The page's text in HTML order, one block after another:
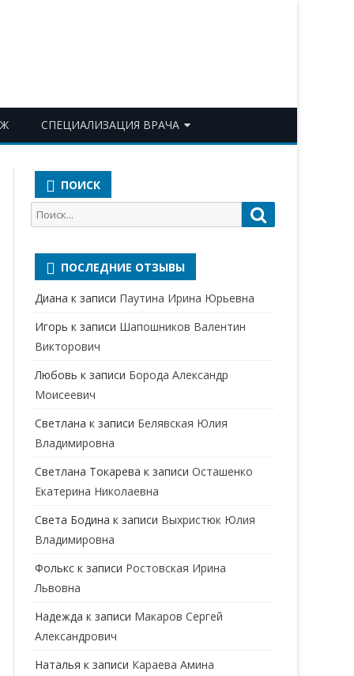
СПЕЦИАЛИЗАЦИЯ ВРАЧА
АЛЛЕРГОЛОГ-ИММУНОЛОГ
АНЕСТЕЗИОЛОГ-
БАКТЕРИОЛОГ
ВЕРТЕБРОЛОГ
ГАСТРОЭНТЕРОЛОГ
ГИНЕКОЛОГ
ГОМЕОПАТ
ДЕРМАТОЛОГ
ДЕТСКИЕ ВРАЧИ ДЕТСКИЙ КАРДИОЛОГ
ДЕТСКИЙ ХИРУРГ
КАРДИОЛОГ
КОСМЕТОЛОГ
ПОИСК
Поиск
для:
ПОСЛЕДНИЕ ОТЗЫВЫ
Диана к записи Паутина Ирина Юрьевна
Игорь к записи Шапошников Валентин
Викторович
Любовь к записи Борода Александр
Моисеевич
Светлана к записи Белявская Юлия
Владимировна
Cветлана Токарева к записиОсташенко
Екатерина Николаевна
Света Бодина к записи Выхристюк Юлия
Владимировна
Фолькс к записи Ростовская Ирина
Львовна
Надежда к записи Макаров Сергей
Александрович
Наталья к записи Караева Амина